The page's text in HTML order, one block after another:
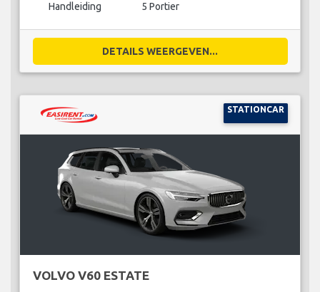
Handleiding 5 Portier
DETAILS WEERGEVEN...
STATIONCAR
VOLVO V60 ESTATE